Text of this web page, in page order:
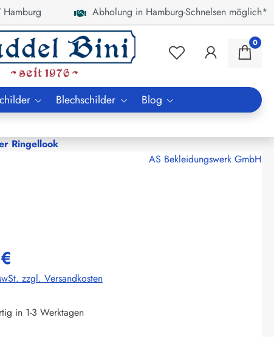
Abholung in Hamburg-Schnelsen möglich*
0
Blechschilder Blog
Ringellook
AS Bekleidungswerk GmbH
zzgl. Versandkosten
in 1-3 Werktagen